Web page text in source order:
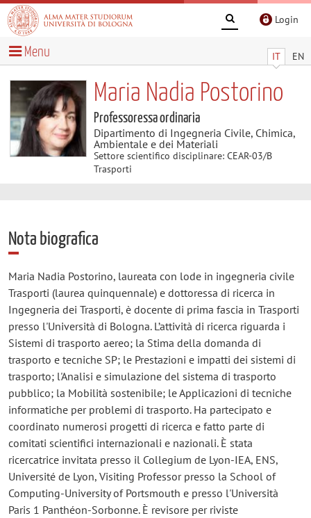
Login
IT EN
Menu
Maria Nadia Postorino
Professoressa ordinaria
Dipartimento di Ingegneria Civile, Chimica,
Ambientale e dei Materiali
Settore scientifico disciplinare: CEAR-03/B
Trasporti
Nota biografica
Maria Nadia Postorino, laureata con lode in ingegneria civile
Trasporti (laurea quinquennale) e dottoressa di ricerca in
Ingegneria dei Trasporti, è docente di prima fascia in Trasporti
presso l'Università di Bologna. L’attività di ricerca riguarda i
Sistemi di trasporto aereo; la Stima della domanda di
trasporto e tecniche SP; le Prestazioni e impatti dei sistemi di
trasporto; l'Analisi e simulazione del sistema di trasporto
pubblico; la Mobilità sostenibile; le Applicazioni di tecniche
informatiche per problemi di trasporto. Ha partecipato e
coordinato numerosi progetti di ricerca e fatto parte di
comitati scientifici internazionali e nazionali. È stata
ricercatrice invitata presso il Collegium de Lyon-IEA, ENS,
Université de Lyon, Visiting Professor presso la School of
Computing-University of Portsmouth e presso l'Università
Paris 1 Panthéon-Sorbonne. È revisore per riviste